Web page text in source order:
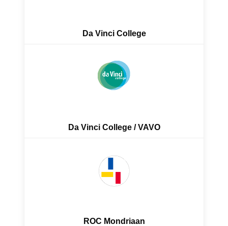
Da Vinci College
Da Vinci College / VAVO
ROC Mondriaan